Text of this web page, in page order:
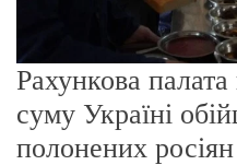
Рахункова
суму Україні
полонених росіян